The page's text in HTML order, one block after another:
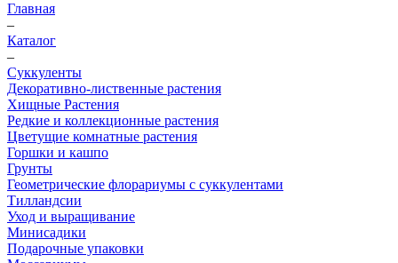
Главная
–
Каталог
–
Суккуленты
Декоративно-лиственные растения
Хищные Растения
Редкие и коллекционные растения
Цветущие комнатные растения
Горшки и кашпо
Грунты
Геометрические флорариумы с суккулентами
Тилландсии
Уход и выращивание
Минисадики
Подарочные упаковки